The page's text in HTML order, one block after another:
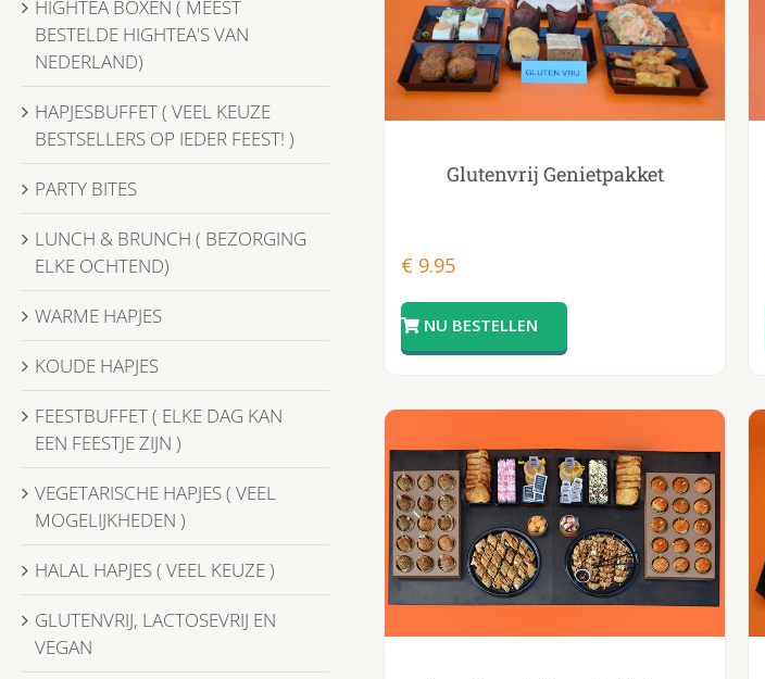
Glutenvrij Genietpakket
€ 9.95
HIGHTEA BOXEN ( MEEST
BESTELDE HIGHTEA'S VAN
NEDERLAND)
HAPJESBUFFET ( VEEL KEUZE
BESTSELLERS OP IEDER FEEST! )
PARTY BITES
LUNCH & BRUNCH ( BEZORGING
ELKE OCHTEND)
WARME HAPJES
KOUDE HAPJES
FEESTBUFFET ( ELKE DAG KAN
EEN FEESTJE ZIJN )
VEGETARISCHE HAPJES ( VEEL
MOGELIJKHEDEN )
HALAL HAPJES ( VEEL KEUZE )
GLUTENVRIJ, LACTOSEVRIJ EN
VEGAN